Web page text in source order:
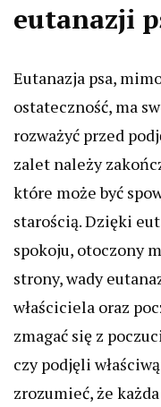
eutanazji
Eutanazja psa,
ostateczność, ma
rozważyć przed
zalet należy
które może być
starością. Dzięki
spokoju, otoczony
strony, wady
właściciela oraz
zmagać się z
czy podjęli
zrozumieć, że